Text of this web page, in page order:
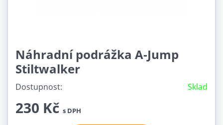
Náhradní podrážka A-Jump
Stiltwalker
Dostupnost: Sklad
230 Kč s DPH